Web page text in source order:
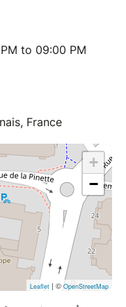
to 09:00 PM
France
+
−
Leaflet | ©OpenStreetMap